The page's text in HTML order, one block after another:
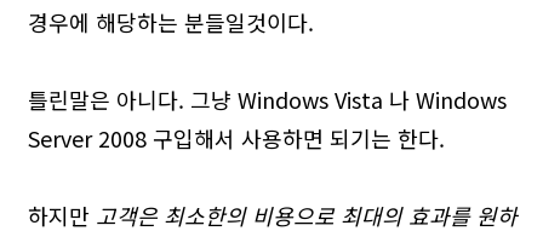
경우에 해당하는 분들일것이다.
틀린말은 아니다. 그냥 Windows Vista 나 Windows
Server 2008 구입해서 사용하면 되기는 한다.
하지만 고객은 최소한의 비용으로 최대의 효과를 원하